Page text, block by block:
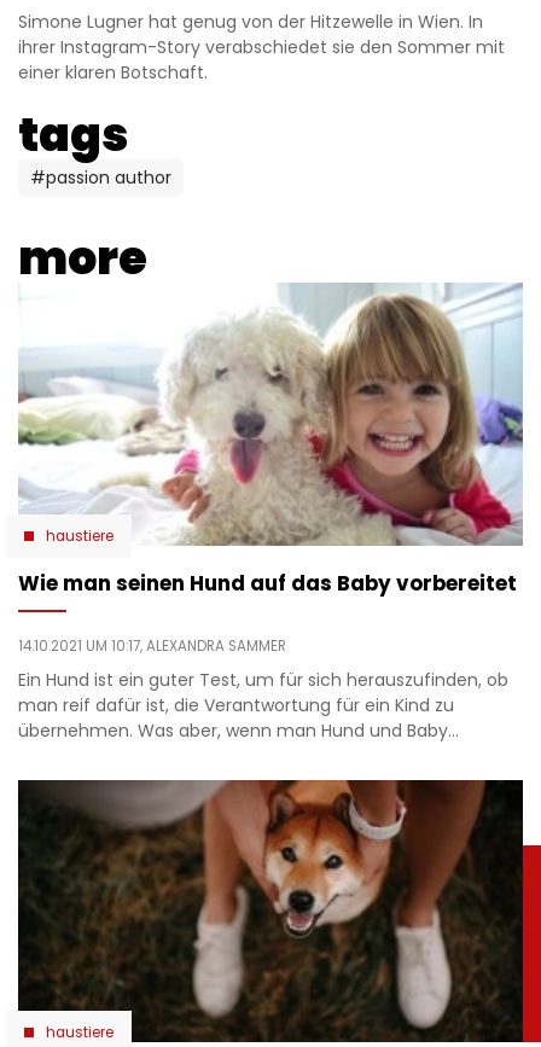
Simone Lugner hat genug von der Hitzewelle in Wien. In
ihrer Instagram-Story verabschiedet sie den Sommer mit
einer klaren Botschaft.
tags
#passion author
more
haustiere
Wie man seinen Hund auf das Baby vorbereitet
14.10.2021 UM 10:17,ALEXANDRA SAMMER
Ein Hund ist ein guter Test, um für sich herauszufinden, ob
man reif dafür ist, die Verantwortung für ein Kind zu
übernehmen. Was aber, wenn man Hund und Baby…
haustiere